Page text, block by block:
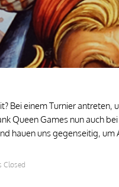
Bei einem Turnier antreten,
Queen Games nun auch
hauen uns gegenseitig,
Closed